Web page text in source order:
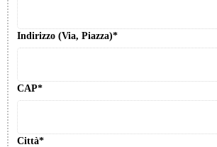
Indirizzo (Via, Piazza)*
CAP*
Città*